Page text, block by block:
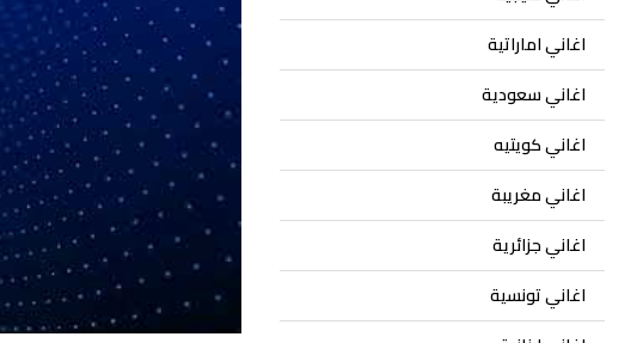
اغاني اماراتية
اغاني سعودية
اغاني كويتيه
اغاني مغريبة
اغاني جزائرية
اغاني تونسية